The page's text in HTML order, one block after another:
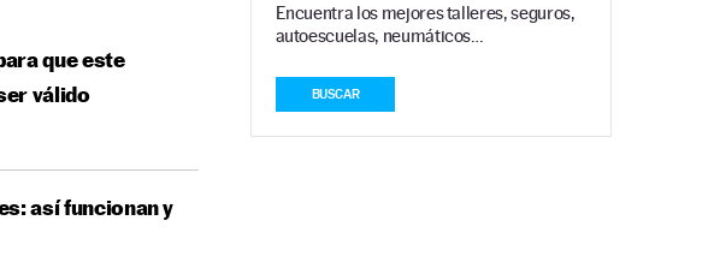
que este
válido
así funcionan y
Encuentra los mejores talleres, seguros,
autoescuelas, neumáticos…
BUSCAR